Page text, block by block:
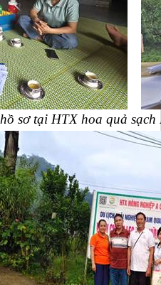
sơ tại HTX hoa quả